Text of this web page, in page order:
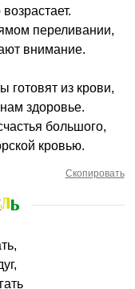
переливании,
внимание.
готовят из крови,
здоровье.
большого,
кровью.
Скопировать